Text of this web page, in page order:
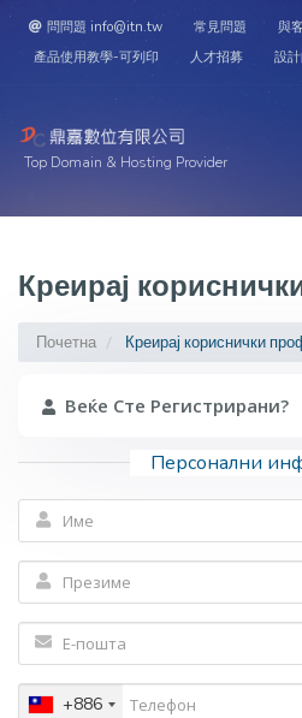
問問題 info@itn.tw 常見問題
與
產品使用教學-可列印
人才招募 設
Top Domain & Hosting Provider
Креирај
Почетна Креирај кориснички
Веќе Сте Регистрирани?
Персонални
+886